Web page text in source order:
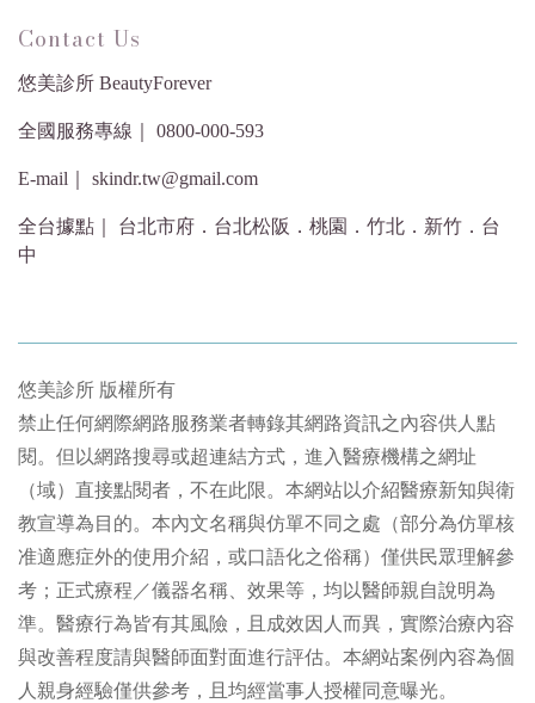
Contact Us
悠美診所 BeautyForever
全國服務專線｜ 0800-000-593
E-mail｜ skindr.tw@gmail.com
全台據點｜ 台北市府．台北松阪．桃園．竹北．新竹．台
中
悠美診所 版權所有
禁止任何網際網路服務業者轉錄其網路資訊之內容供人點
閱。但以網路搜尋或超連結方式，進入醫療機構之網址
（域）直接點閱者，不在此限。本網站以介紹醫療新知與衛
教宣導為目的。本內文名稱與仿單不同之處（部分為仿單核
准適應症外的使用介紹，或口語化之俗稱）僅供民眾理解參
考；正式療程／儀器名稱、效果等，均以醫師親自說明為
準。醫療行為皆有其風險，且成效因人而異，實際治療內容
與改善程度請與醫師面對面進行評估。本網站案例內容為個
人親身經驗僅供參考，且均經當事人授權同意曝光。